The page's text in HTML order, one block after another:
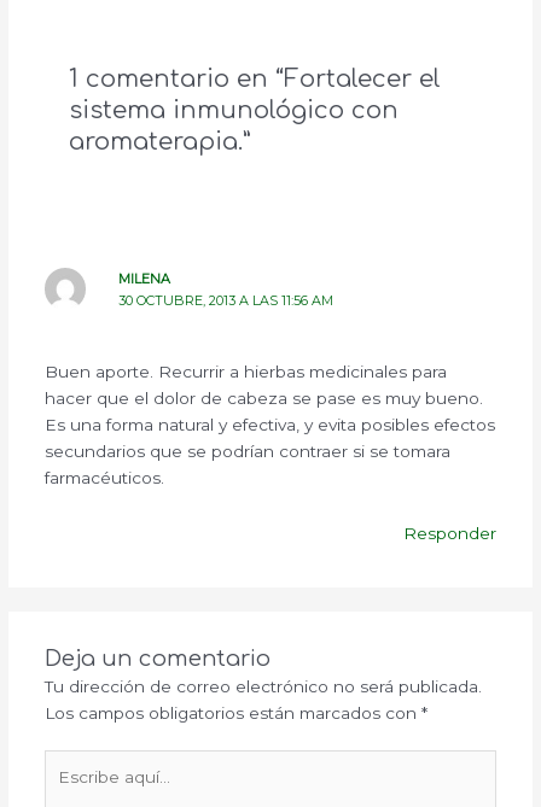
1 comentario en “Fortalecer el
sistema inmunológico con
aromaterapia.”
MILENA
30 OCTUBRE, 2013 A LAS 11:56 AM
Buen aporte. Recurrir a hierbas medicinales para
hacer que el dolor de cabeza se pase es muy bueno.
Es una forma natural y efectiva, y evita posibles efectos
secundarios que se podrían contraer si se tomara
farmacéuticos.
Responder
Deja un comentario
Tu dirección de correo electrónico no será publicada.
Los campos obligatorios están marcados con *
aquí...